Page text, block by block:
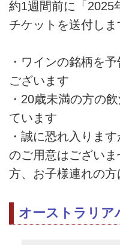
約1週間前に「2025
チケットを送付しま
・ワインの銘柄を
ございます
・20歳未満の方の
ています
・誠に恐れ入りま
のご用意はござい
方、お子様連れの
オーストラリア